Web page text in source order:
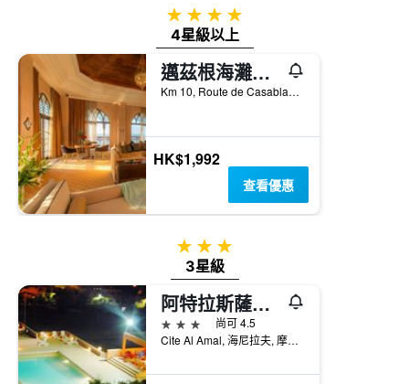
4星級
4星級以上
邁茲根海灘高爾夫度假酒店
Km 10, Route de Casablanca, El-Jadida, 摩洛哥
HK$1,992
查看優惠
3星級
3星級
阿特拉斯薩陽酒店 - 海尼夫拉
3星級
尚可 4.5
Cite Al Amal, 海尼拉夫, 摩洛哥